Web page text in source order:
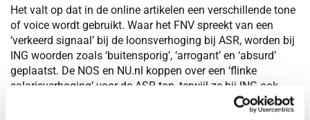
Het valt op dat in de online artikelen een verschillende tone
of voice wordt gebruikt. Waar het FNV spreekt van een
‘verkeerd signaal’ bij de loonsverhoging bij ASR, worden bij
ING woorden zoals ‘buitensporig’, ‘arrogant’ en ‘absurd’
geplaatst. De NOS en NU.nl koppen over een ‘flinke
salarisverhoging’ voor de ASR-top, terwijl ze bij ING ook
concreet de stijging van 50 procent in de titel noemen.
Consumenten van beide organisaties dreigen op social